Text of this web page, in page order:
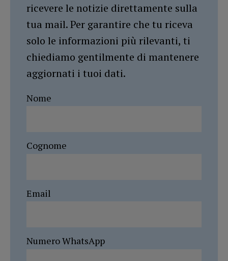
ricevere le notizie direttamente sulla
tua mail. Per garantire che tu riceva
solo le informazioni più rilevanti, ti
chiediamo gentilmente di mantenere
aggiornati i tuoi dati.
Nome
Cognome
Email
Numero WhatsApp